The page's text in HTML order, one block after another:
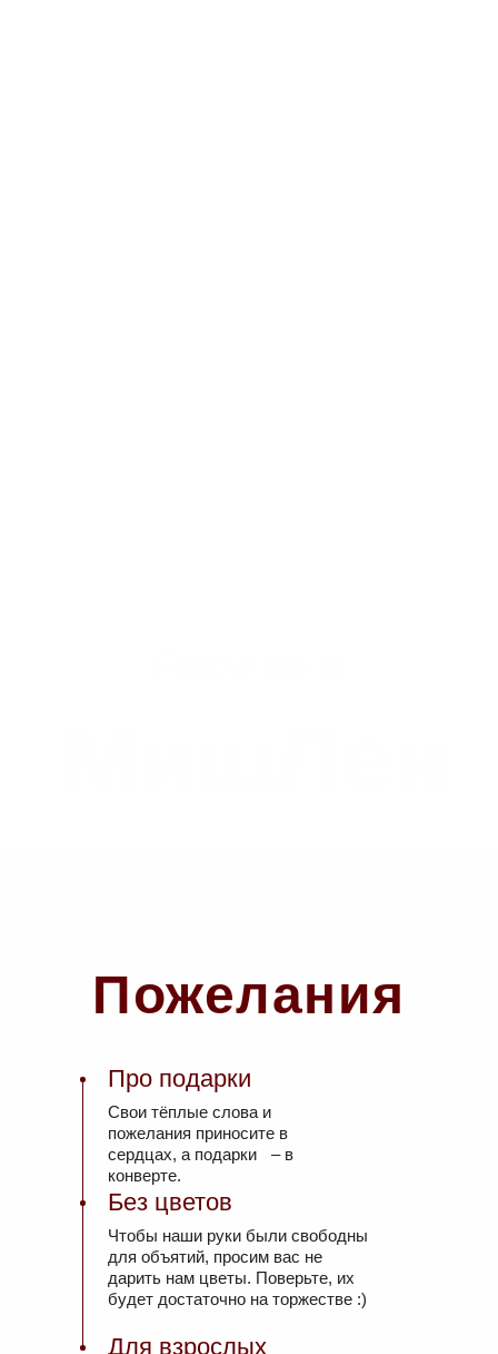
Пожелания
Про подарки
Свои тёплые слова и
пожелания приносите в
сердцах, а подарки – в
конверте.
Без цветов
Чтобы наши руки были свободны
для объятий, просим вас не
дарить нам цветы. Поверьте, их
будет достаточно на торжестве :)
Для взрослых